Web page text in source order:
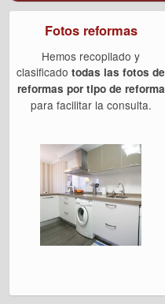
Fotos reformas
Hemos recopilado y
clasificadotodas las fotos de
reformas por tipo de reforma
para facilitar la consulta.